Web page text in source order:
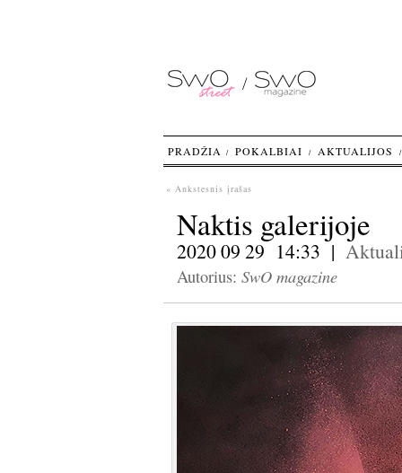
« Ankstesnis įrašas
Naktis galerijoje
2020 09 29 14:33 |
Autorius: SwO magazine
PRADŽIA POKALBIAI AKTUALIJOS